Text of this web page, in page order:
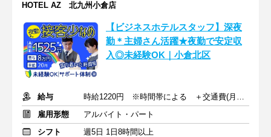
HOTEL AZ 北九州小倉店
【ビジネスホテルスタッフ】深夜
勤＊主婦さん活躍★夜勤で安定収
入◎未経験OK｜小倉北区
給与
時給1220円 ※時間帯による ＋交通費(月上限1万8900円)
雇用形態
アルバイト・パート
シフト
週5日 1日8時間以上